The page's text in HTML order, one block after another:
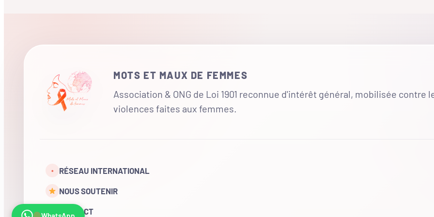
MOTS ET MAUX DE FEMMES
Association & ONG de Loi 1901 reconnue d'intérêt général, mobilisée contre
violences faites aux femmes.
• RÉSEAU INTERNATIONAL
NOUS SOUTENIR
CONTACT